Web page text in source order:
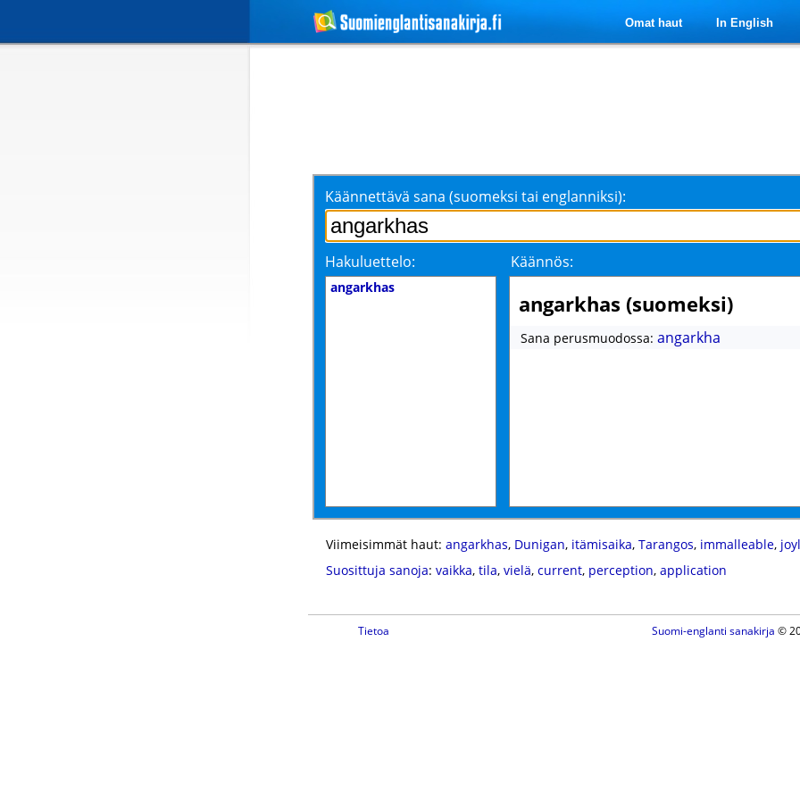
Omat haut In English
Käännettävä sana (suomeksi tai englanniksi):
Hakuluettelo: Käännös:
angarkhas
angarkhas (suomeksi)
Sana perusmuodossa: angarkha
Viimeisimmät haut: angarkhas, Dunigan, itämisaika, Tarangos, immalleable,
Suosittuja sanoja: vaikka, tila, vielä, current, perception, application
Tietoa Suomi-englanti sanakirja ©